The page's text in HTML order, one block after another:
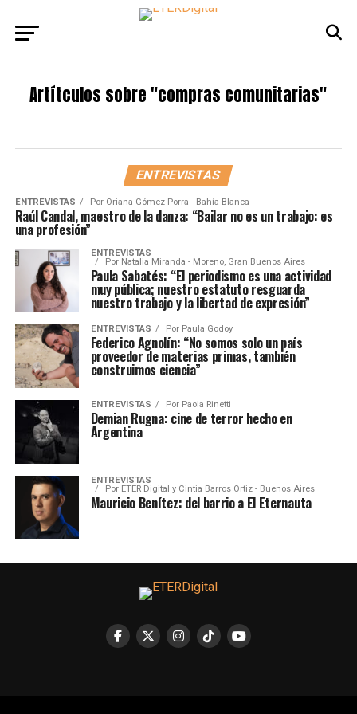
Artítculos sobre"compras comunitarias"
ENTREVISTAS
ENTREVISTAS Por Oriana Gómez Porra - Bahía Blanca
Raúl Candal, maestro de la danza: “Bailar no es un trabajo: es
una profesión”
ENTREVISTAS
Por Natalia Miranda - Moreno, Gran Buenos Aires
Paula Sabatés: “El periodismo es una actividad
muy pública; nuestro estatuto resguarda
nuestro trabajo y la libertad de expresión”
ENTREVISTAS Por Paula Godoy
Federico Agnolín: “No somos solo un país
proveedor de materias primas, también
construimos ciencia”
ENTREVISTAS Por Paola Rinetti
Demian Rugna: cine de terror hecho en
Argentina
ENTREVISTAS
Por ETER Digital y Cintia Barros Ortiz - Buenos Aires
Mauricio Benítez: del barrio a El Eternauta